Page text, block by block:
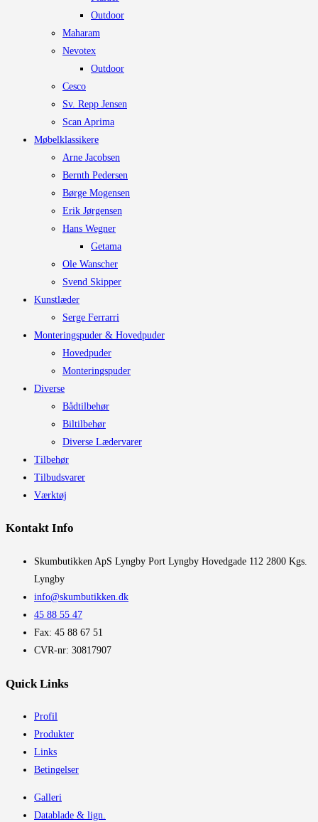
Outdoor
Maharam
Nevotex
Outdoor
Cesco
Sv. Repp Jensen
Scan Aprima
Møbelklassikere
Arne Jacobsen
Bernth Pedersen
Børge Mogensen
Erik Jørgensen
Hans Wegner
Getama
Ole Wanscher
Svend Skipper
Kunstlæder
Serge Ferrarri
Monteringspuder & Hovedpuder
Hovedpuder
Monteringspuder
Diverse
Bådtilbehør
Biltilbehør
Diverse Lædervarer
Tilbehør
Tilbudsvarer
Værktøj
Kontakt Info
​Skumbutikken ApS Lyngby Port Lyngby Hovedgade 112 2800 Kgs.
Lyngby
info@skumbutikken.dk
45 88 55 47
Fax: 45 88 67 51
CVR-nr: 30817907
Quick Links
Profil
Produkter
Links
Betingelser
Galleri
Datablade & lign.